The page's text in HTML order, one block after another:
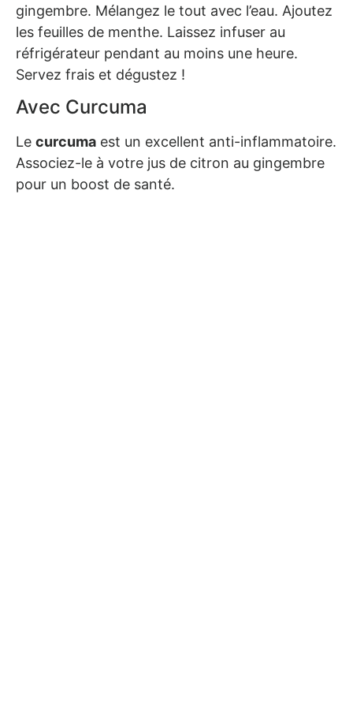
gingembre. Mélangez le tout avec l’eau. Ajoutez
les feuilles de menthe. Laissez infuser au
réfrigérateur pendant au moins une heure.
Servez frais et dégustez !
Avec Curcuma
Le curcuma est un excellent anti-inflammatoire.
Associez-le à votre jus de citron au gingembre
pour un boost de santé.